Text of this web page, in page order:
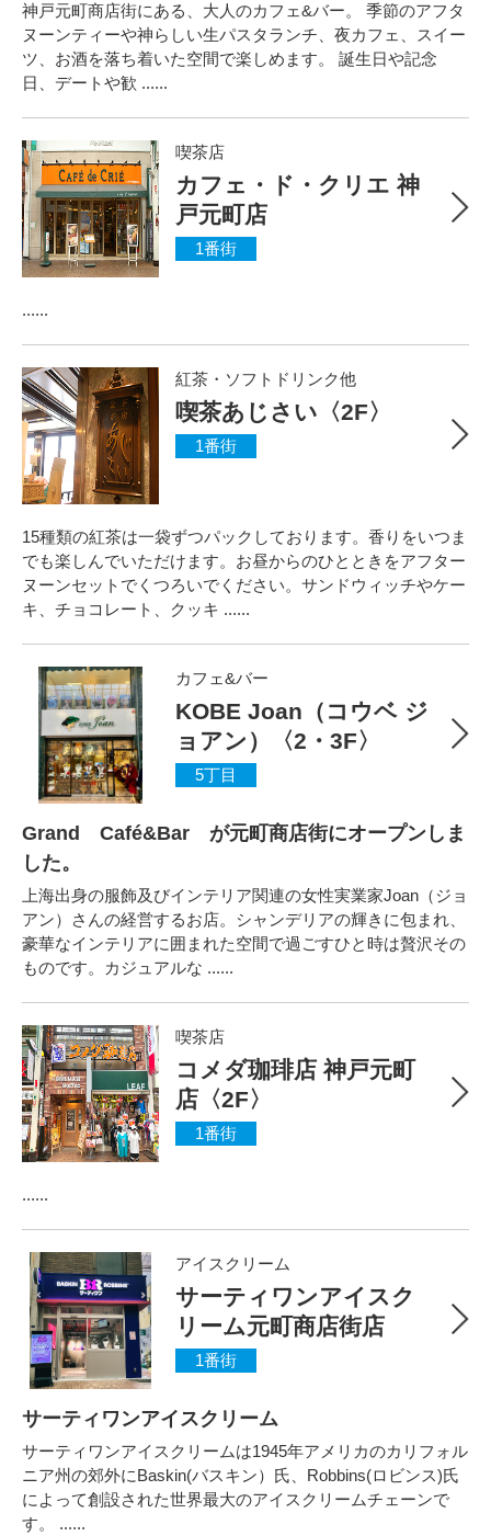
神戸元町商店街にある、大人のカフェ&バー。 季節のアフタ
ヌーンティーや神らしい生パスタランチ、夜カフェ、スイー
ツ、お酒を落ち着いた空間で楽しめます。 誕生日や記念
日、デートや歓 ......
喫茶店
カフェ・ド・クリエ 神
戸元町店
1番街
......
紅茶・ソフトドリンク他
喫茶あじさい〈2F〉
1番街
15種類の紅茶は一袋ずつパックしております。香りをいつま
でも楽しんでいただけます。お昼からのひとときをアフター
ヌーンセットでくつろいでください。サンドウィッチやケー
キ、チョコレート、クッキ ......
カフェ&バー
KOBE Joan（コウベ ジ
ョアン）〈2・3F〉
5丁目
Grand Café&Bar が元町商店街にオープンしま
した。
上海出身の服飾及びインテリア関連の女性実業家Joan（ジョ
アン）さんの経営するお店。シャンデリアの輝きに包まれ、
豪華なインテリアに囲まれた空間で過ごすひと時は贅沢その
ものです。カジュアルな ......
喫茶店
コメダ珈琲店 神戸元町
店〈2F〉
1番街
......
アイスクリーム
サーティワンアイスク
リーム元町商店街店
1番街
サーティワンアイスクリーム
サーティワンアイスクリームは1945年アメリカのカリフォル
ニア州の郊外にBaskin(バスキン）氏、Robbins(ロビンス)氏
によって創設された世界最大のアイスクリームチェーンで
す。 ......